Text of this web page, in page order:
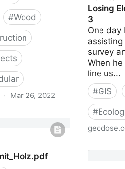
#Wood
· Mar 26, 2022
in der
Losing
3
One day
survey
When
line us...
#GIS
#